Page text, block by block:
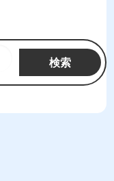
検索